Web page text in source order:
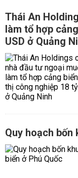
Thái An
làm tổ hợp
USD ở Quảng
Quy hoạch bốn